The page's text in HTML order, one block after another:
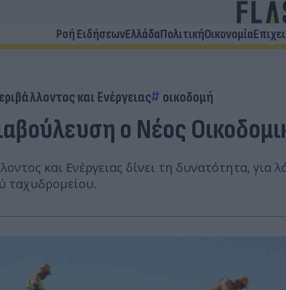
Ροή ΕιδήσεωνΕλλάδαΠολιτικήΟικονομία
και Ενέργειας οικοδομή
ο Νέος
και Ενέργειας δίνει τη δυνατότητα,
ταχυδρομείου.